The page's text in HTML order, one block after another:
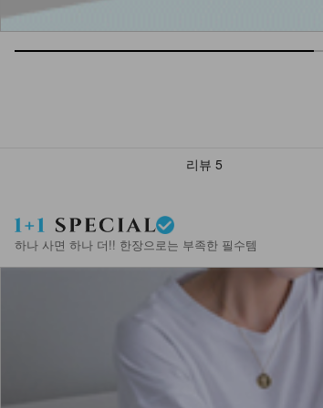
리뷰 5
하나 사면 하나 더!! 한장으로는 부족한 필수템